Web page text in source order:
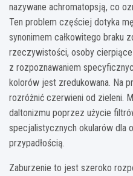
nazywane achromatopsją, co
Ten problem częściej dotyka
synonimem całkowitego braku
rzeczywistości, osoby
z rozpoznawaniem
kolorów jest zredukowana. Na
rozróżnić czerwieni od zieleni.
daltonizmu poprzez użycie
specjalistycznych okularów dla
przypadłością.
Zaburzenie to jest szeroko